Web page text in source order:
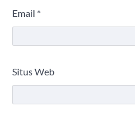
Email *
Situs Web